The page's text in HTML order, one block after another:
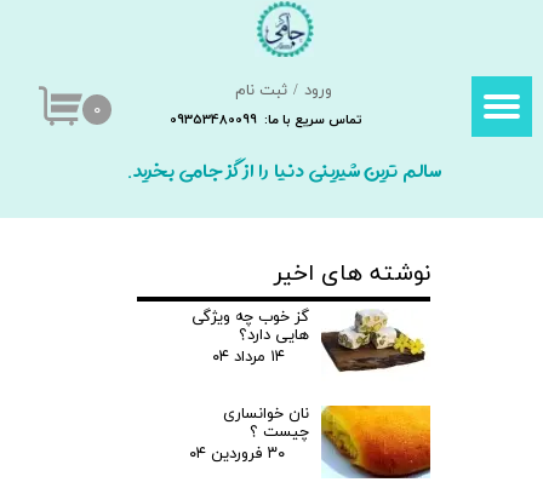
ورود / ثبت نام
تغییر گذر واژه
خروج از حساب کاربری
تماس سریع با ما: 09353480099 ۰
سالم ترین شیرینی دنیا را از گز جامی بخرید.
نوشته های اخیر
گز خوب چه ویژگی
هایی دارد؟
۱۴ مرداد ۰۴
نان خوانساری
چیست ؟
۳۰ فروردین ۰۴